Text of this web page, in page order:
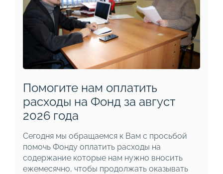
Помогите нам оплатить
расходы на Фонд за август
2026 года
Сегодня мы обращаемся к Вам с просьбой
помочь Фонду оплатить расходы на
содержание которые нам нужно вносить
ежемесячно, чтобы продолжать оказывать